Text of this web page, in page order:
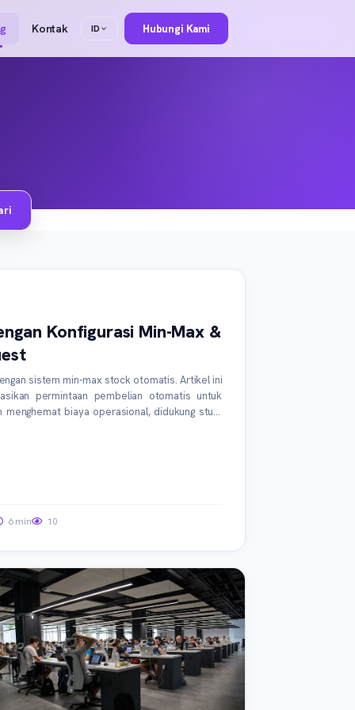
Kontak ID Hubungi Kami
Konfigurasi Min-Max &
sistem min-max stock otomatis. Artikel ini
permintaan pembelian otomatis untuk
menghemat biaya operasional, didukung studi
6 min 10